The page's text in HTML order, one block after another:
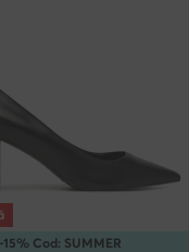
Cod: SUMMER